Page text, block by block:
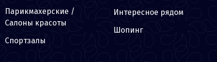
Парикмахерские /
Салоны красоты
Спортзалы
Интересное рядом
Шопинг